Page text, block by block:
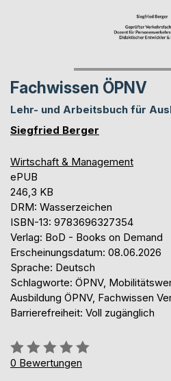
Fachwissen ÖPNV
Lehr- und Arbeitsbuch für
Siegfried Berger
Wirtschaft & Management
ePUB
246,3 KB
DRM: Wasserzeichen
ISBN-13: 9783696327354
Verlag: BoD - Books on Demand
Erscheinungsdatum: 08.06.2026
Sprache: Deutsch
Schlagworte: ÖPNV,
Ausbildung ÖPNV, Fachwissen
Barrierefreiheit: Voll zugänglich
Bewertung::
0%
0 Bewertungen